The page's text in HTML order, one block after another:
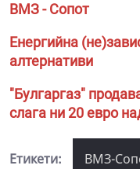
ВМЗ - Сопот
Енергийна
алтернативи
"Булгаргаз"
слага ни 20 евро
Етикети: ВМЗ-